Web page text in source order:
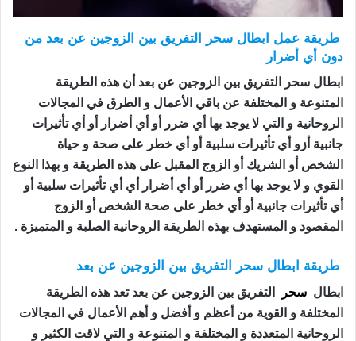
طريقة عمل ابطال سحر التفريق بين الزوجين عن بعد من
دون أي أضرار
ابطال سحر التفريق بين الزوجين عن بعد أن هذه الطريقة
المتنوعة و المختلفة عن باقي الأعمال و الطرق في المجالات
الروحانية و التي لا يوجد بها أي ضرر أو أي أضرار أو أي تأثيرات
جانبية أزو أي تأثيرات سلبية أو أي خطر على صحة و حياة
الشخص أو الشريك أو الزوج المقبل على هذه الطريقة و بهذا النوع
القوي و لا يوجد بها أي ضرر أو أي أضرار أي أي تأثيرات سلبية أو
أي تأثيرات جانبية أو أي خطر على صحة الشخص أو الزوج
المقصود و المستهدف بهذه الطريقة الروحانية الصلبة و المتميزة .
طريقة ابطال سحر التفريق بين الزوجين عن بعد
ابطال سحر
التفريق بين الزوجين عن بعد تعد هذه الطريقة
المختلفة و القوية من أعظم و أفضل و أهم الأعمال في المجالات
الروحانية المتعددة و المختلفة و المتنوعة و التي لاقت الكثير و